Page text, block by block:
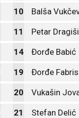
10 Balša
11 Petar
14 Đorđe Babić
19 Đorđe Fabris
20 Vukašin
21 Stefan Delić